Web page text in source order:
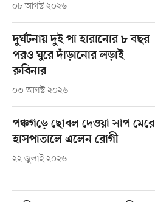
০৮ আগস্ট ২০২৬
দুর্ঘটনায় দুই পা হারানোর ৮ বছর
পরও ঘুরে দাঁড়ানোর লড়াই
রুবিনার
০৩ আগস্ট ২০২৬
পঞ্চগড়ে ছোবল দেওয়া সাপ মেরে
হাসপাতালে এলেন রোগী
২২ জুলাই ২০২৬